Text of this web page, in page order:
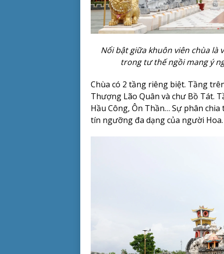
Nổi bật giữa khuôn viên chùa là
trong tư thế ngồi mang ý
Chùa có 2 tầng riêng biệt. Tầng
Thượng Lão Quân và chư Bồ Tát.
Hầu Công, Ôn Thần… Sự phân
tín ngưỡng đa dạng của người Hoa.